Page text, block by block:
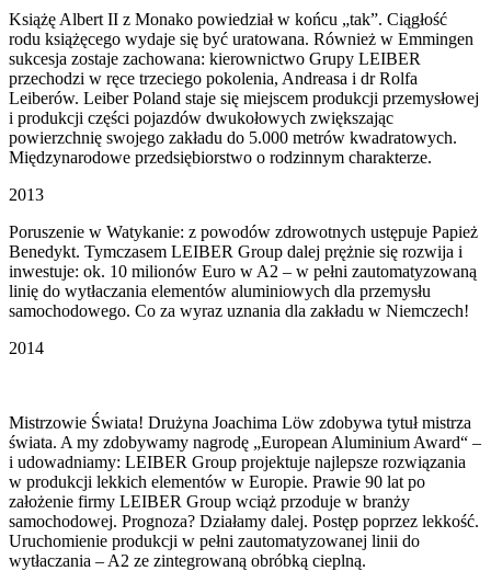
Książę Albert II z Monako powiedział w końcu „tak”. Ciągłość
rodu książęcego wydaje się być uratowana. Również w Emmingen
sukcesja zostaje zachowana: kierownictwo Grupy LEIBER
przechodzi w ręce trzeciego pokolenia, Andreasa i dr Rolfa
Leiberów. Leiber Poland staje się miejscem produkcji przemysłowej
i produkcji części pojazdów dwukołowych zwiększając
powierzchnię swojego zakładu do 5.000 metrów kwadratowych.
Międzynarodowe przedsiębiorstwo o rodzinnym charakterze.
2013
Poruszenie w Watykanie: z powodów zdrowotnych ustępuje Papież
Benedykt. Tymczasem LEIBER Group dalej prężnie się rozwija i
inwestuje: ok. 10 milionów Euro w A2 – w pełni zautomatyzowaną
linię do wytłaczania elementów aluminiowych dla przemysłu
samochodowego. Co za wyraz uznania dla zakładu w Niemczech!
2014
Mistrzowie Świata! Drużyna Joachima Löw zdobywa tytuł mistrza
świata. A my zdobywamy nagrodę „European Aluminium Award“ –
i udowadniamy: LEIBER Group projektuje najlepsze rozwiązania
w produkcji lekkich elementów w Europie. Prawie 90 lat po
założenie firmy LEIBER Group wciąż przoduje w branży
samochodowej. Prognoza? Działamy dalej. Postęp poprzez lekkość.
Uruchomienie produkcji w pełni zautomatyzowanej linii do
wytłaczania – A2 ze zintegrowaną obróbką cieplną.